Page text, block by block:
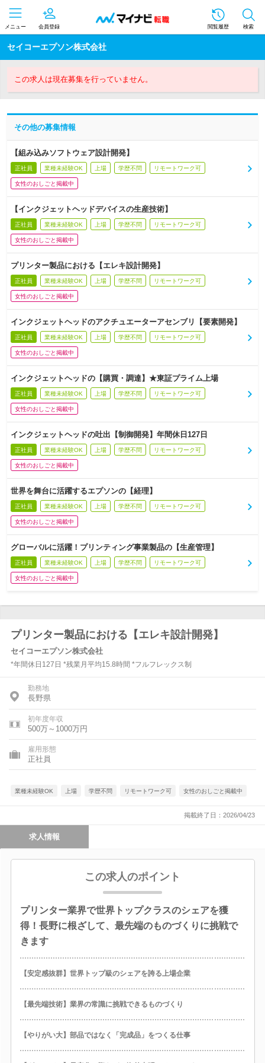
メニュー 会員登録 閲覧履歴 検索
セイコーエプソン株式会社
この求人は現在募集を行っていません。
その他の募集情報
【組み込みソフトウェア設計開発】
正社員 業種未経験OK 上場 学歴不問 リモートワーク可
女性のおしごと掲載中
【インクジェットヘッドデバイスの生産技術】
正社員 業種未経験OK 上場 学歴不問 リモートワーク可
女性のおしごと掲載中
プリンター製品における【エレキ設計開発】
正社員 業種未経験OK 上場 学歴不問 リモートワーク可
女性のおしごと掲載中
インクジェットヘッドのアクチュエーターアセンブリ【要素開発】
正社員 業種未経験OK 上場 学歴不問 リモートワーク可
女性のおしごと掲載中
インクジェットヘッドの【購買・調達】★東証プライム上場
正社員 業種未経験OK 上場 学歴不問 リモートワーク可
女性のおしごと掲載中
インクジェットヘッドの吐出【制御開発】年間休日127日
正社員 業種未経験OK 上場 学歴不問 リモートワーク可
女性のおしごと掲載中
世界を舞台に活躍するエプソンの【経理】
正社員 業種未経験OK 上場 学歴不問 リモートワーク可
女性のおしごと掲載中
グローバルに活躍！プリンティング事業製品の【生産管理】
正社員 業種未経験OK 上場 学歴不問 リモートワーク可
女性のおしごと掲載中
プリンター製品における【エレキ設計開発】
セイコーエプソン株式会社
*年間休日127日 *残業月平均15.8時間 *フルフレックス制
勤務地
長野県
初年度年収
500万～1000万円
雇用形態
正社員
業種未経験OK 上場 学歴不問 リモートワーク可 女性のおしごと掲載中
掲載終了日：2026/04/23
求人情報
この求人のポイント
プリンター業界で世界トップクラスのシェアを獲
得！長野に根ざして、最先端のものづくりに挑戦で
きます
【安定感抜群】世界トップ級のシェアを誇る上場企業
【最先端技術】業界の常識に挑戦できるものづくり
【やりがい大】部品ではなく「完成品」をつくる仕事